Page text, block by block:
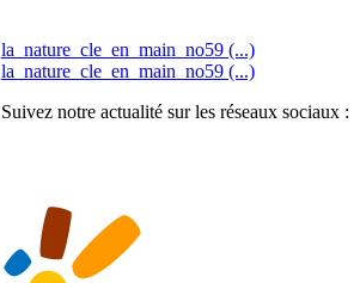
la_nature_cle_en_main_no59 (...)
la_nature_cle_en_main_no59 (...)
Suivez notre actualité sur les réseaux sociaux :